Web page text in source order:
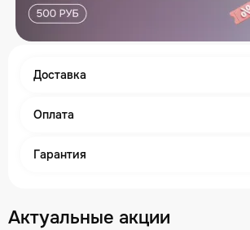
Доставка
Оплата
Гарантия
Актуальные акции